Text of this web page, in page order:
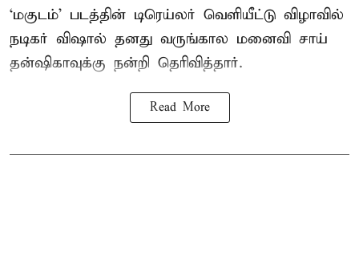
‘மகுடம்’ படத்தின் டிரெய்லர் வெளியீட்டு விழாவில்
நடிகர் விஷால் தனது வருங்கால மனைவி சாய்
தன்ஷிகாவுக்கு நன்றி தெரிவித்தார்.
Read More